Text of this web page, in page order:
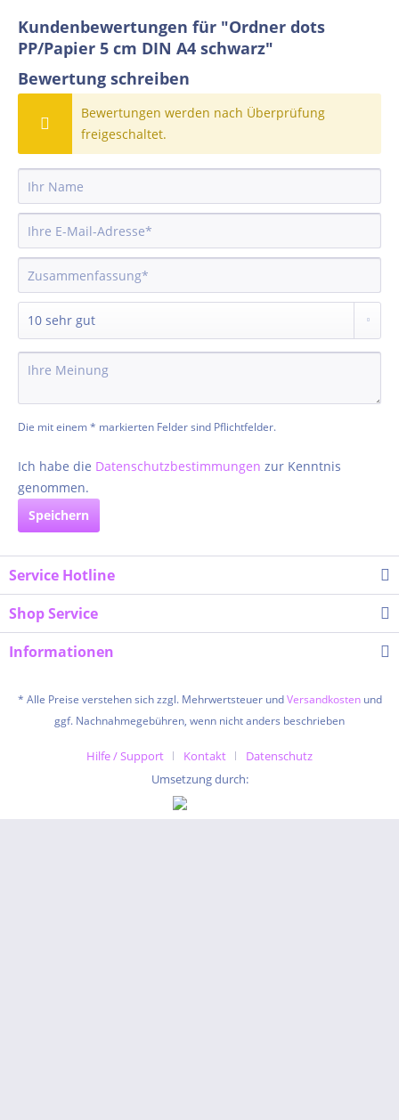
Kundenbewertungen für "Ordner dots
PP/Papier 5 cm DIN A4 schwarz"
Bewertung schreiben
Bewertungen werden nach Überprüfung
freigeschaltet.
Die mit einem * markierten Felder sind Pflichtfelder.
Ich habe die Datenschutzbestimmungen zur Kenntnis
genommen.
Speichern
Service Hotline
Shop Service
Informationen
* Alle Preise verstehen sich zzgl. Mehrwertsteuer undVersandkostenund
ggf. Nachnahmegebühren, wenn nicht anders beschrieben
Hilfe / Support Kontakt
Datenschutz
Umsetzung durch: